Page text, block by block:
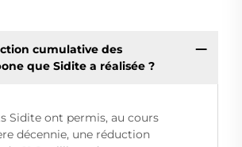
cumulative des
que Sidite a réalisée ?
Sidite ont permis, au cours
décennie, une réduction